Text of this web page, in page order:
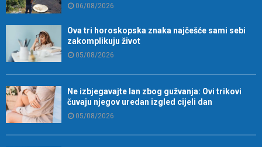
06/08/2026
Ova tri horoskopska znaka najčešće sami sebi
zakomplikuju život
05/08/2026
Ne izbjegavajte lan zbog gužvanja: Ovi trikovi
čuvaju njegov uredan izgled cijeli dan
05/08/2026